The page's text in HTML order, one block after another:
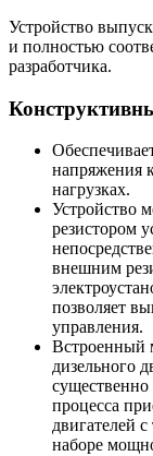
Устройство
и полностью
разработчика.
напряжения
нагрузках.
Устройство
резистором
внешним
позволяет
управления.
Встроенный
дизельного
существенно
процесса
двигателей
наборе